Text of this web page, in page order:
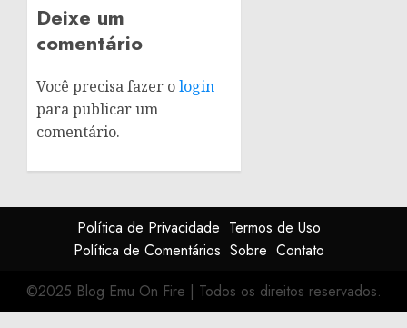
Deixe um
comentário
Você precisa fazer ologin
para publicar um
comentário.
Política de Privacidade Termos de Uso
Política de Comentários Sobre Contato
©2025 Blog Emu On Fire | Todos os direitos reservados.